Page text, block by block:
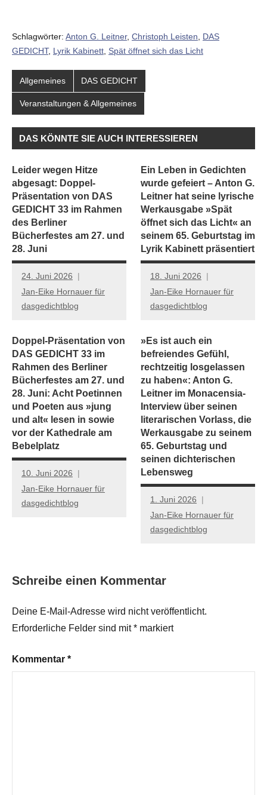
Schlagwörter: Anton G. Leitner, Christoph Leisten
DAS
GEDICHT, Lyrik Kabinett Spät öffnet sich das Licht
Allgemeines DAS GEDICHT
Veranstaltungen & Allgemeines
DAS KÖNNTE SIE AUCH INTERESSIEREN
Leider wegen Hitze
abgesagt: Doppel-
Präsentation von DAS
GEDICHT 33 im Rahmen
des Berliner
Bücherfestes am 27. und
28. Juni
24. Juni 2026
Jan-Eike Hornauer für
dasgedichtblog
Ein Leben in Gedichten
wurde gefeiert – Anton G.
Leitner hat seine lyrische
Werkausgabe »Spät
öffnet sich das Licht« an
seinem 65. Geburtstag im
Lyrik Kabinett präsentiert
18. Juni 2026
Jan-Eike Hornauer für
dasgedichtblog
Doppel-Präsentation von
DAS GEDICHT 33 im
Rahmen des Berliner
Bücherfestes am 27. und
28. Juni: Acht Poetinnen
und Poeten aus »jung
und alt« lesen in sowie
vor der Kathedrale am
Bebelplatz
10. Juni 2026
Jan-Eike Hornauer für
dasgedichtblog
»Es ist auch ein
befreiendes Gefühl,
rechtzeitig losgelassen
zu haben«: Anton G.
Leitner im Monacensia-
Interview über seinen
literarischen Vorlass, die
Werkausgabe zu seinem
65. Geburtstag und
seinen dichterischen
Lebensweg
1. Juni 2026
Jan-Eike Hornauer für
dasgedichtblog
Schreibe einen Kommentar
Deine E-Mail-Adresse wird nicht veröffentlicht.
Erforderliche Felder sind mit* markiert
Kommentar *